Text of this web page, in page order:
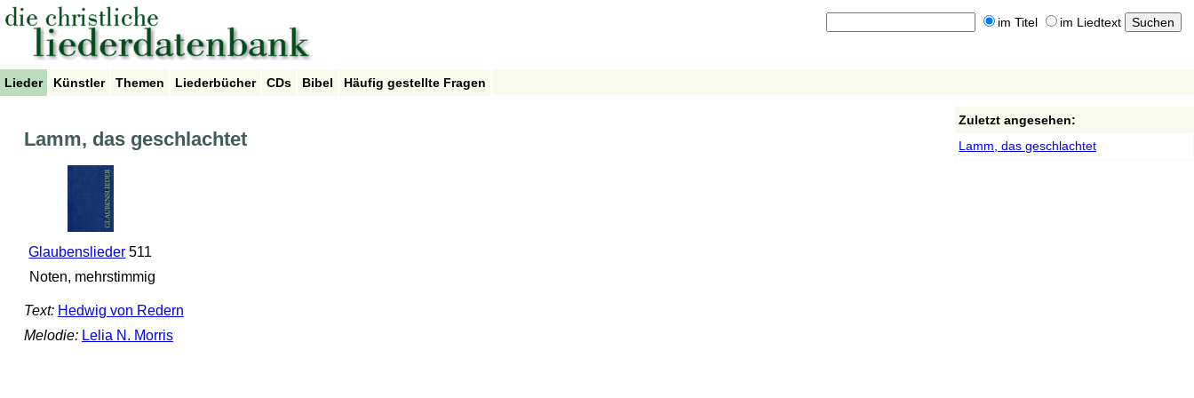
im Titel im Liedtext
Lieder Künstler Themen Liederbücher CDs Bibel Häufig gestellte Fragen
Lamm, das geschlachtet
Glaubenslieder 511
Noten, mehrstimmig
Text: Hedwig von Redern
Melodie: Lelia N. Morris
Zuletzt angesehen:
Lamm, das geschlachtet